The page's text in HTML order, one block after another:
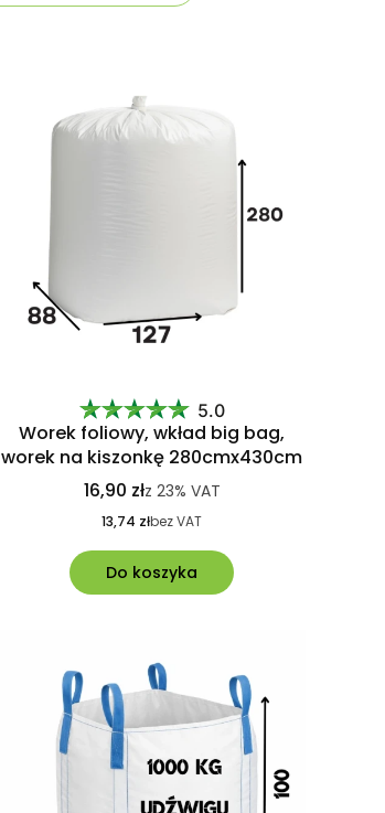
5.0
Worek foliowy, wkład big bag,
worek na kiszonkę 280cmx430cm
16,90 złz 23% VAT
13,74 złbez VAT
Do koszyka